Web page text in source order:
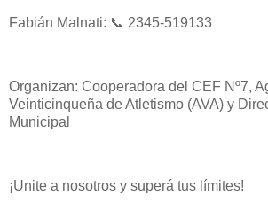
Fabián Malnati: 📞 2345-519133
Organizan: Cooperadora del CEF Nº7,
Veinticinqueña de Atletismo (AVA) y
Municipal
¡Unite a nosotros y superá tus límites!